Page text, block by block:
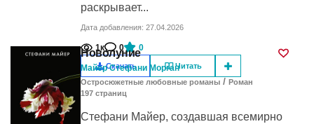
раскрывает...
Дата добавления: 27.04.2026
1к 0 0
Скачать Читать
Новолуние
Майер Стефани Морган
Остросюжетные любовные романы / Роман
197 cтраниц
Стефани Майер, создавшая всемирно